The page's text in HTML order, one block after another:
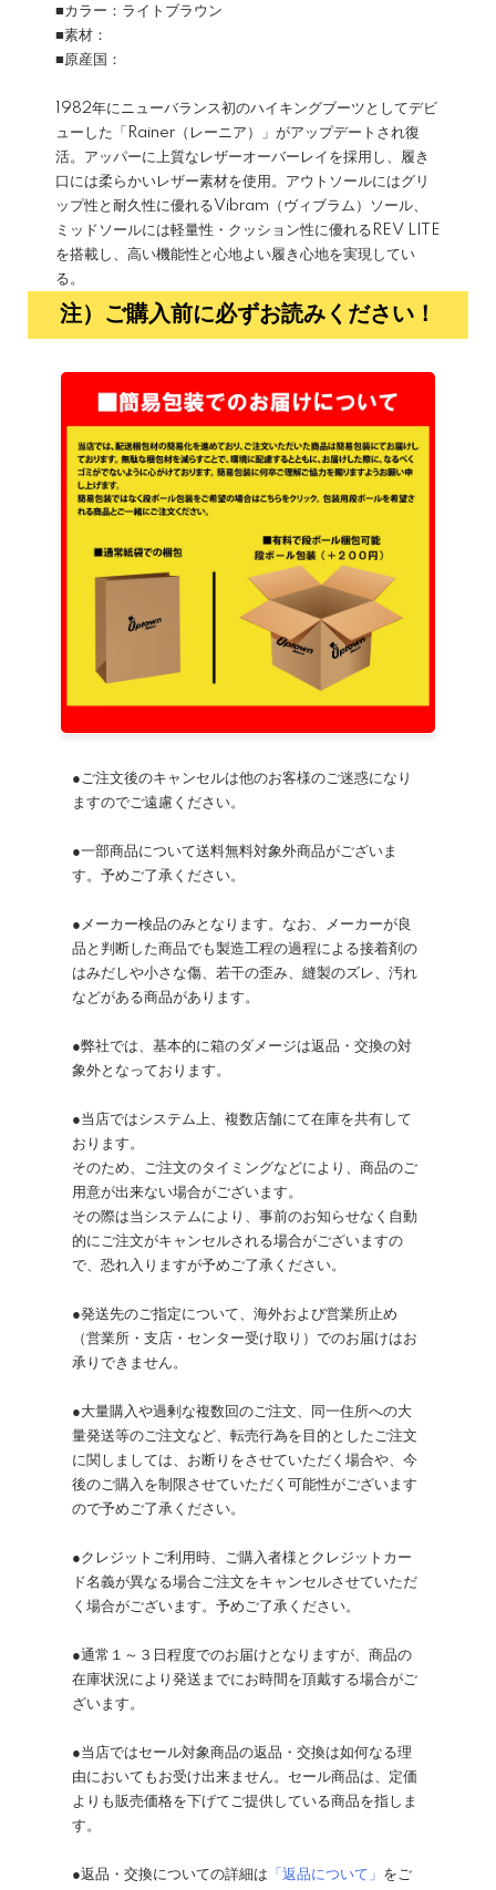
■カラー：ライトブラウン
■素材：
■原産国：
1982年にニューバランス初のハイキングブーツとしてデビ
ューした「Rainer（レーニア）」がアップデートされ復
活。アッパーに上質なレザーオーバーレイを採用し、履き
口には柔らかいレザー素材を使用。アウトソールにはグリ
ップ性と耐久性に優れるVibram（ヴィブラム）ソール、
ミッドソールには軽量性・クッション性に優れるREV LITE
を搭載し、高い機能性と心地よい履き心地を実現してい
る。
注）ご購入前に必ずお読みください！
●ご注文後のキャンセルは他のお客様のご迷惑になり
ますのでご遠慮ください。
●一部商品について送料無料対象外商品がございま
す。予めご了承ください。
●メーカー検品のみとなります。なお、メーカーが良
品と判断した商品でも製造工程の過程による接着剤の
はみだしや小さな傷、若干の歪み、縫製のズレ、汚れ
などがある商品があります。
●弊社では、基本的に箱のダメージは返品・交換の対
象外となっております。
●当店ではシステム上、複数店舗にて在庫を共有して
おります。
そのため、ご注文のタイミングなどにより、商品のご
用意が出来ない場合がございます。
その際は当システムにより、事前のお知らせなく自動
的にご注文がキャンセルされる場合がございますの
で、恐れ入りますが予めご了承ください。
●発送先のご指定について、海外および営業所止め
（営業所・支店・センター受け取り）でのお届けはお
承りできません。
●大量購入や過剰な複数回のご注文、同一住所への大
量発送等のご注文など、転売行為を目的としたご注文
に関しましては、お断りをさせていただく場合や、今
後のご購入を制限させていただく可能性がございます
ので予めご了承ください。
●クレジットご利用時、ご購入者様とクレジットカー
ド名義が異なる場合ご注文をキャンセルさせていただ
く場合がございます。予めご了承ください。
●通常１～３日程度でのお届けとなりますが、商品の
在庫状況により発送までにお時間を頂戴する場合がご
ざいます。
●当店ではセール対象商品の返品・交換は如何なる理
由においてもお受け出来ません。セール商品は、定価
よりも販売価格を下げてご提供している商品を指しま
す。
●返品・交換についての詳細は 「返品について」 をご